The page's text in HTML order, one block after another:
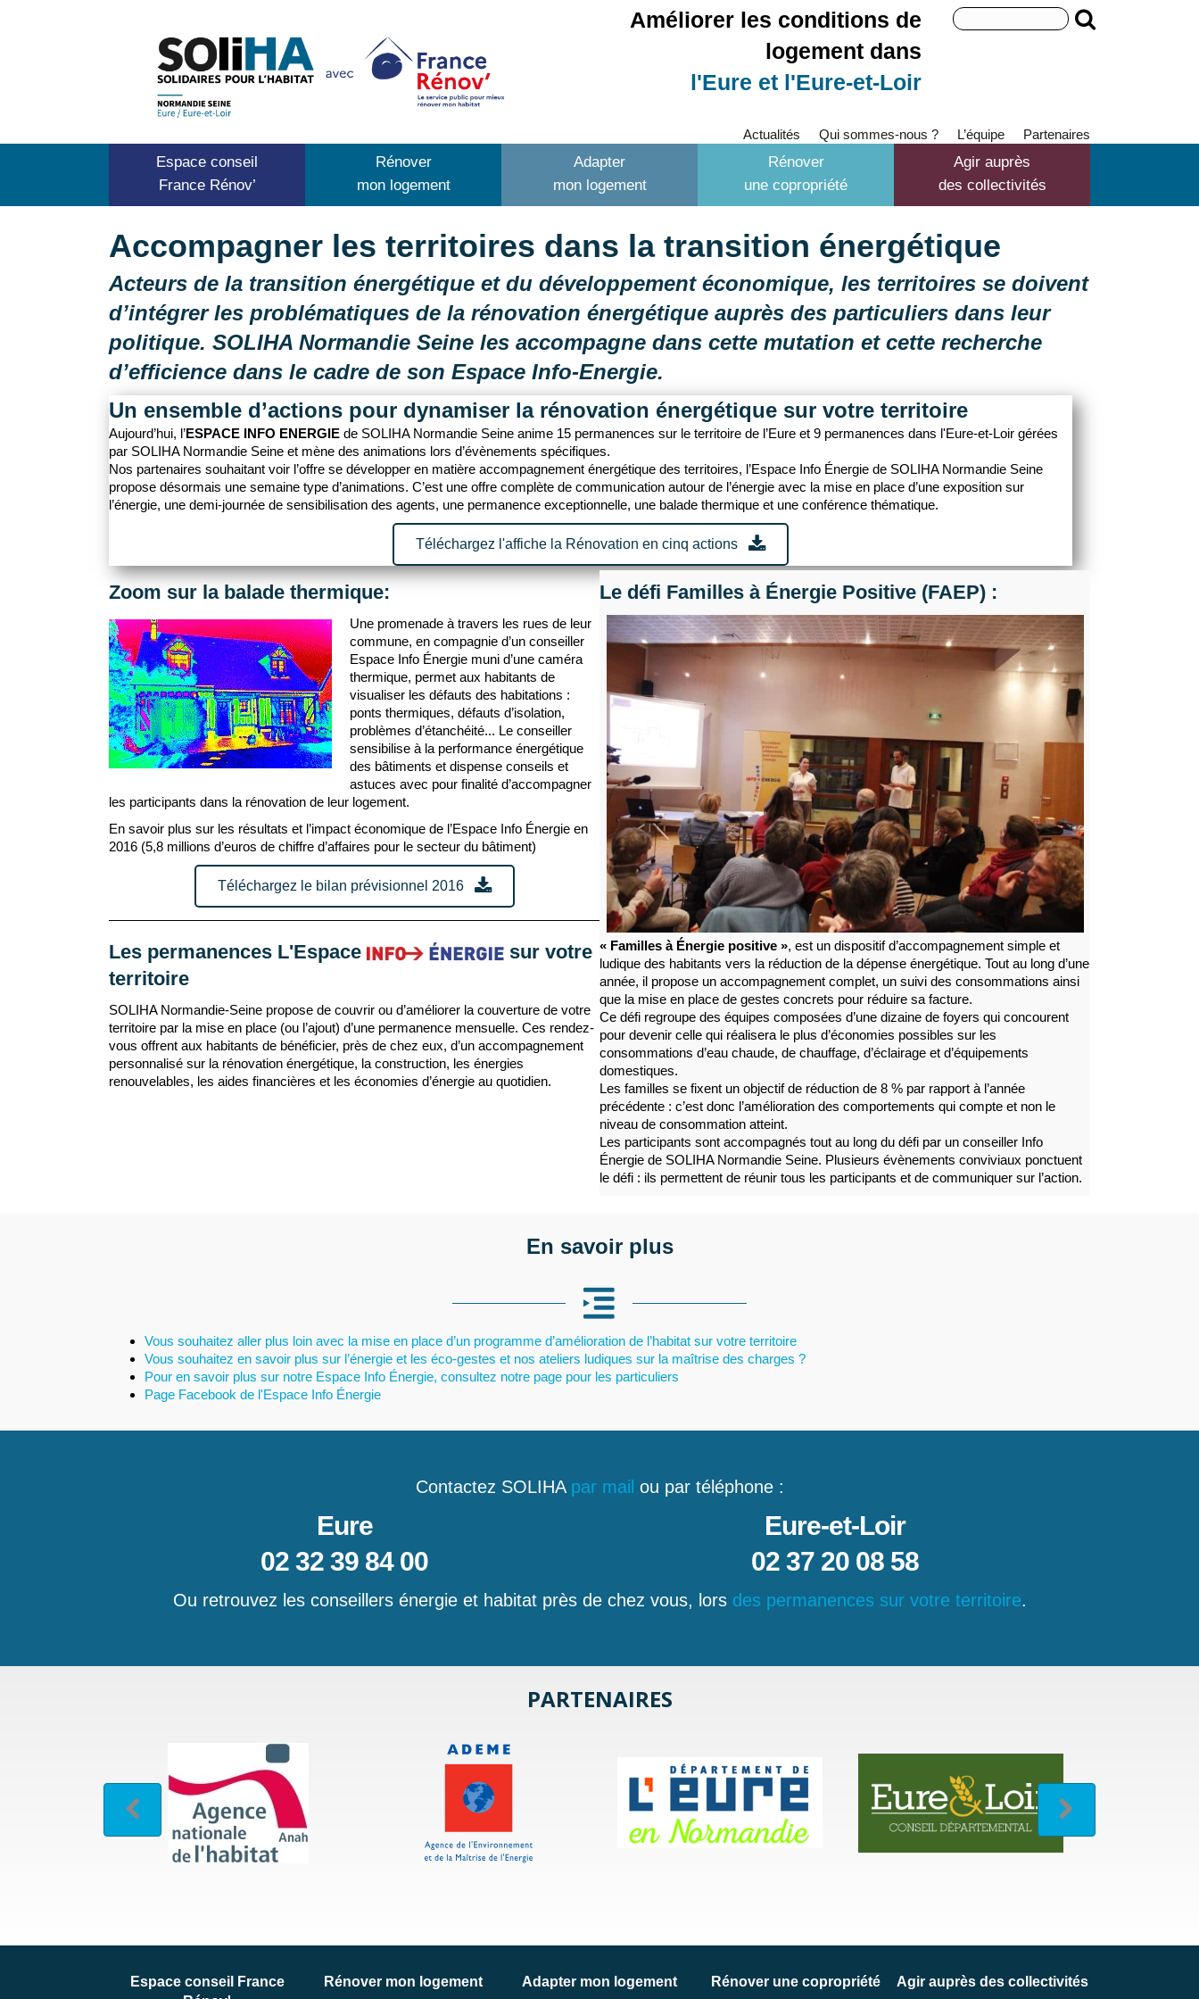
Améliorer les conditions de
logement dans
l'Eure et l'Eure-et-Loir
Search
for:
Actualités Qui sommes-nous ? L’équipe Partenaires
Espace conseil
France Rénov’
Rénover
mon logement
Adapter
mon logement
Rénover
une copropriété
Agir auprès
des collectivités
Accompagner les territoires dans la transition énergétique
Acteurs de la transition énergétique et du développement économique, les territoires se doivent
d’intégrer les problématiques de la rénovation énergétique auprès des particuliers dans leur
politique. SOLIHA Normandie Seine les accompagne dans cette mutation et cette recherche
d’efficience dans le cadre de son Espace Info-Energie.
Un ensemble d’actions pour dynamiser la rénovation énergétique sur votre territoire
Aujourd’hui, l’ESPACE INFO ENERGIE de SOLIHA Normandie Seine anime 15 permanences sur le territoire de l’Eure et 9 permanences dans l'Eure-et-Loir gérées
par SOLIHA Normandie Seine et mène des animations lors d’évènements spécifiques.
Nos partenaires souhaitant voir l’offre se développer en matière accompagnement énergétique des territoires, l’Espace Info Énergie de SOLIHA Normandie Seine
propose désormais une semaine type d’animations. C’est une offre complète de communication autour de l’énergie avec la mise en place d’une exposition sur
l’énergie, une demi-journée de sensibilisation des agents, une permanence exceptionnelle, une balade thermique et une conférence thématique.
Téléchargez l'affiche la Rénovation en cinq actions
Zoom sur la balade thermique:
Une promenade à travers les rues de leur
commune, en compagnie d’un conseiller
Espace Info Énergie muni d’une caméra
thermique, permet aux habitants de
visualiser les défauts des habitations :
ponts thermiques, défauts d’isolation,
problèmes d’étanchéité... Le conseiller
sensibilise à la performance énergétique
des bâtiments et dispense conseils et
astuces avec pour finalité d’accompagner
les participants dans la rénovation de leur logement.
En savoir plus sur les résultats et l’impact économique de l’Espace Info Énergie en
2016 (5,8 millions d’euros de chiffre d’affaires pour le secteur du bâtiment)
Téléchargez le bilan prévisionnel 2016
Les permanences L'Espace
sur votre
territoire
SOLIHA Normandie-Seine propose de couvrir ou d’améliorer la couverture de votre
territoire par la mise en place (ou l’ajout) d’une permanence mensuelle. Ces rendez-
vous offrent aux habitants de bénéficier, près de chez eux, d’un accompagnement
personnalisé sur la rénovation énergétique, la construction, les énergies
renouvelables, les aides financières et les économies d’énergie au quotidien.
Le défi Familles à Énergie Positive (FAEP) :
« Familles à Énergie positive », est un dispositif d’accompagnement simple et
ludique des habitants vers la réduction de la dépense énergétique. Tout au long d’une
année, il propose un accompagnement complet, un suivi des consommations ainsi
que la mise en place de gestes concrets pour réduire sa facture.
Ce défi regroupe des équipes composées d’une dizaine de foyers qui concourent
pour devenir celle qui réalisera le plus d’économies possibles sur les
consommations d’eau chaude, de chauffage, d’éclairage et d’équipements
domestiques.
Les familles se fixent un objectif de réduction de 8 % par rapport à l’année
précédente : c’est donc l’amélioration des comportements qui compte et non le
niveau de consommation atteint.
Les participants sont accompagnés tout au long du défi par un conseiller Info
Énergie de SOLIHA Normandie Seine. Plusieurs évènements conviviaux ponctuent
le défi : ils permettent de réunir tous les participants et de communiquer sur l’action.
En savoir plus
Vous souhaitez aller plus loin avec la mise en place d’un programme d’amélioration de l’habitat sur votre territoire
Vous souhaitez en savoir plus sur l’énergie et les éco-gestes et nos ateliers ludiques sur la maîtrise des charges ?
Pour en savoir plus sur notre Espace Info Énergie, consultez notre page pour les particuliers
Page Facebook de l'Espace Info Énergie
Contactez SOLIHA par mail ou par téléphone :
Eure
02 32 39 84 00
Eure-et-Loir
02 37 20 08 58
Ou retrouvez les conseillers énergie et habitat près de chez vous, lors des permanences sur votre territoire.
PARTENAIRES
Espace conseil France
Rénover mon logement Adapter mon logement Rénover une copropriété Agir auprès des collectivités